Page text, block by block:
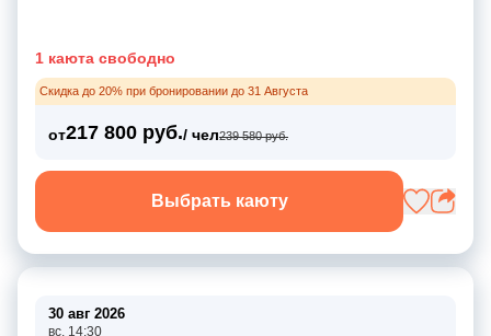
1 каюта свободно
Скидка до 20% при бронировании до 31 Августа
от217 800 руб./ чел239 580 руб.
Выбрать каюту
30 авг 2026
вс, 14:30